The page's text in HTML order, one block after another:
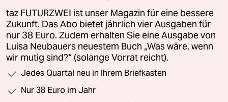
taz FUTURZWEI ist unser Magazin für eine bessere
Zukunft. Das Abo bietet jährlich vier Ausgaben für
nur 38 Euro. Zudem erhalten Sie eine Ausgabe von
Luisa Neubauers neuestem Buch „Was wäre, wenn
wir mutig sind?“ (solange Vorrat reicht).
Jedes Quartal neu in Ihrem Briefkasten
Nur 38 Euro im Jahr